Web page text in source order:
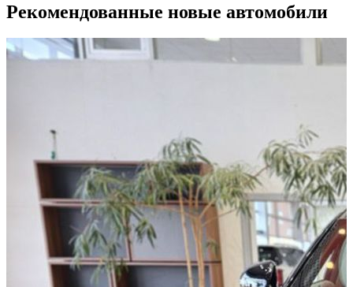
Рекомендованные новые автомобили